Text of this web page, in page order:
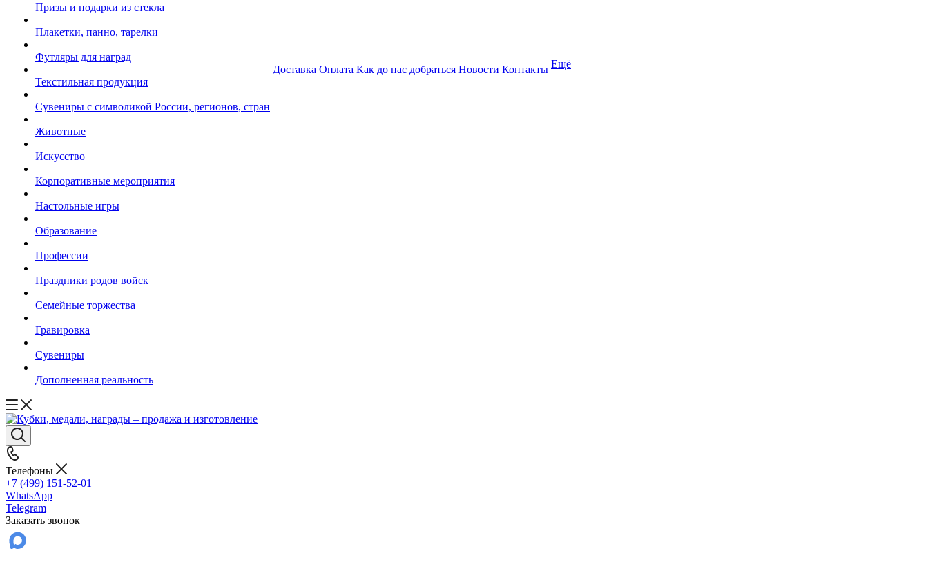
Призы и подарки из стекла
Плакетки, панно, тарелки
Футляры для наград
Текстильная продукция
Сувениры с символикой России, регионов, стран
Животные
Искусство
Корпоративные мероприятия
Настольные игры
Образование
Профессии
Праздники родов войск
Семейные торжества
Гравировка
Сувениры
Дополненная реальность
Доставка Оплата Как до нас добраться Новости Контакты Ещё
Телефоны
+7 (499) 151-52-01
WhatsApp
Telegram
Заказать звонок